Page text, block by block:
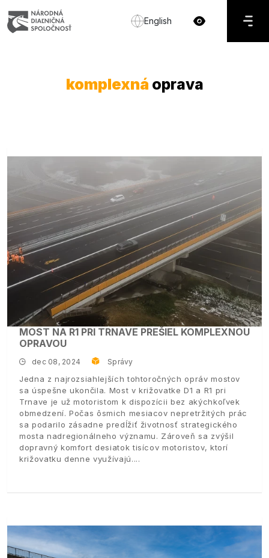
English
komplexná oprava
MOST NA R1 PRI TRNAVE PREŠIEL KOMPLEXNOU
OPRAVOU
dec 08, 2024 Správy
Jedna z najrozsiahlejších tohtoročných opráv mostov
sa úspešne ukončila. Most v križovatke D1 a R1 pri
Trnave je už motoristom k dispozícii bez akýchkoľvek
obmedzení. Počas ôsmich mesiacov nepretržitých prác
sa podarilo zásadne predĺžiť životnosť strategického
mosta nadregionálneho významu. Zároveň sa zvýšil
dopravný komfort desiatok tisícov motoristov, ktorí
križovatku denne využívajú.